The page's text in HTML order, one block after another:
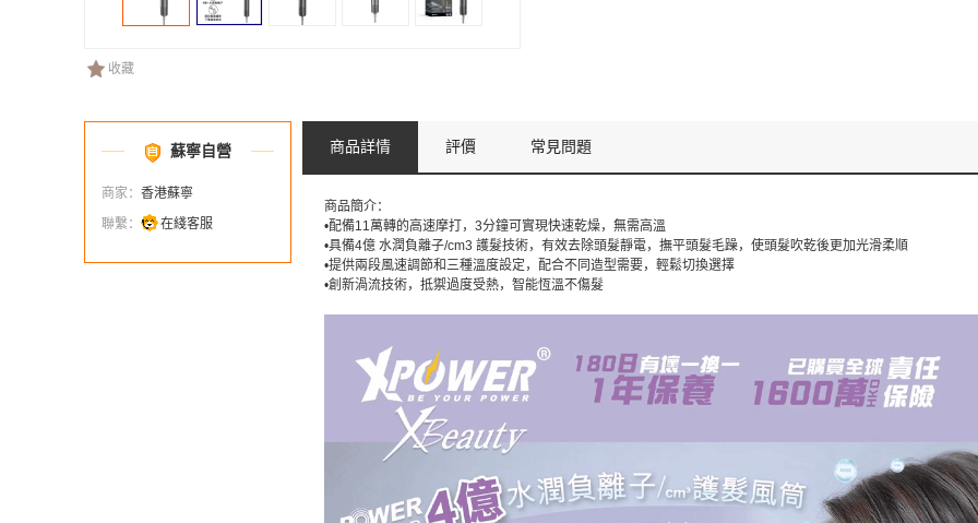
收藏
蘇寧自營
商家： 香港蘇寧
聯繫：
在綫客服
商品詳情 評價 常見問題
商品簡介：
•配備11萬轉的高速摩打，3分鐘可實現快速乾燥，無需高溫
•具備4億 水潤負離子/cm3 護髮技術，有效去除頭髮靜電，撫平頭髮毛躁，使頭髮吹乾後更加光滑柔順
•提供兩段風速調節和三種溫度設定，配合不同造型需要，輕鬆切換選擇
•創新渦流技術，抵禦過度受熱，智能恆溫不傷髮